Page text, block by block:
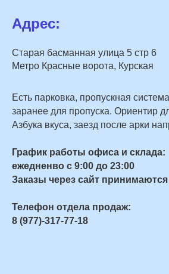
Адрес:
Старая басманная улица 5 стр 6
Метро Красные ворота, Курская
Есть парковка, пропускная
заранее для пропуска. Ориентир
Азбука вкуса, заезд после арки
График работы офиса и склада:
ежедненво с 9:00 до 23:00
Заказы через сайт принимаются
Телефон отдела продаж:
8 (977)-317-77-18